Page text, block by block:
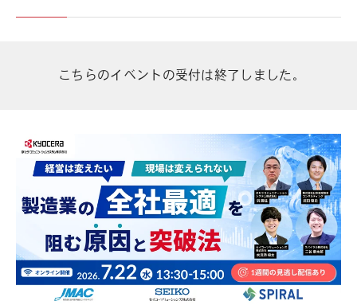
こちらのイベントの受付は終了しました。